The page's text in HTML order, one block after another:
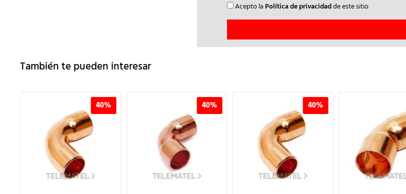
Acepto la Política de privacidadde este sitio
También te pueden interesar
40% 40% 40%